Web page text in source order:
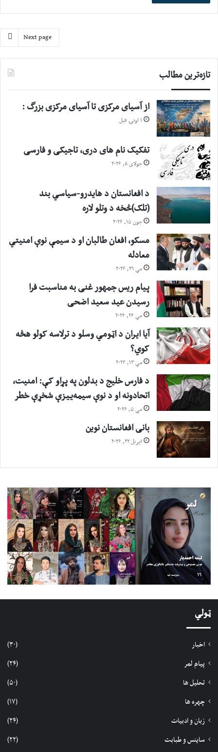
Next page
تازه‌ترین مطالب
از آسیای مرکزی تا آسیای مرکزی بزرگ :
۱ اونۍ قبل
تفکیک نام های دری، تاجیکی و فارسی
جولای ۸, ۲۰۲۶
د افغانستان د هایدرو-سیاسي بند
(تلک)څخه د وتلو لاره
جون ۱۵, ۲۰۲۶
مسکو، افغان طالبان او د سیمې نوې امنیتي
معادله
مې ۳۱, ۲۰۲۶
پیام ریس جمهور غنی به مناسبت فرا
رسیدن عید سعید اضحی
مې ۲۶, ۲۰۲۶
آیا ایران د اټومي وسلو د ترلاسه کولو هڅه
کوي؟
مې ۱۳, ۲۰۲۶
د فارس خلیج د بدلون په پړاو کې: امنیت،
اتحادونه او د نوې سیمه‌ییزې شخړې خطر
مې ۵, ۲۰۲۶
بانی افغانستان نوین
اپریل ۲۲, ۲۰۲۶
ټولي
اخبار
(۳۰)
پیام لمر
(۲۴)
تحلیل ها
(۵۰)
چهره ها
(۱۷)
زبان و ادبیات
(۲۴)
ساینس و طبابت
(۲۲)